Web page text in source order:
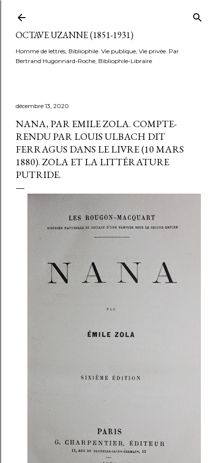
OCTAVE UZANNE (1851-1931)
Homme de lettres, Bibliophile. Vie publique, Vie privée. Par
Bertrand Hugonnard-Roche, Bibliophile-Libraire
décembre 13, 2020
NANA, PAR EMILE ZOLA. COMPTE-
RENDU PAR LOUIS ULBACH DIT
FERRAGUS DANS LE LIVRE (10 MARS
1880). ZOLA ET LA LITTÉRATURE
PUTRIDE.